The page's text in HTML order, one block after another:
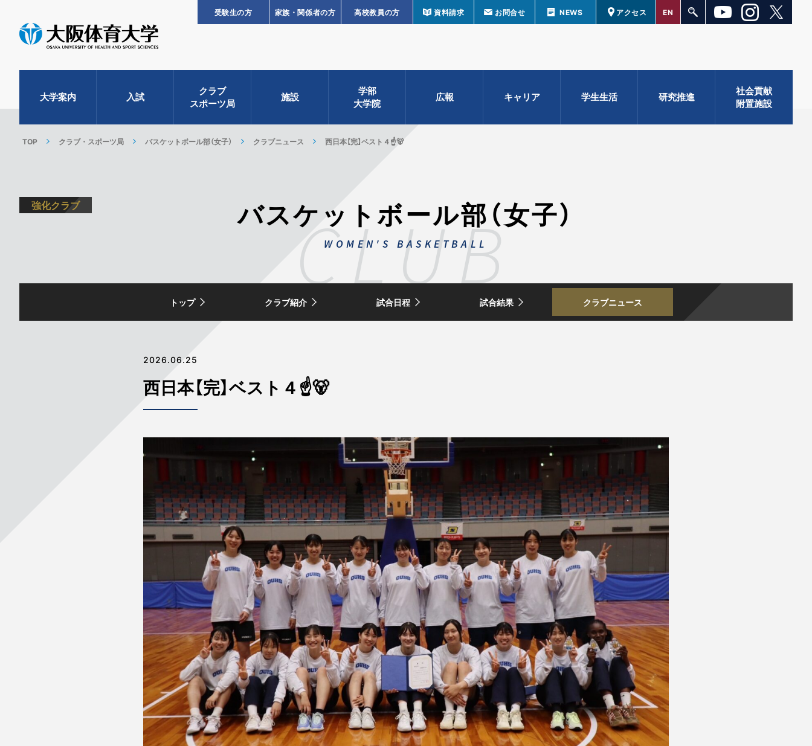
受験生の方 家族・関係者の方 高校教員の方 資料請求 お問合せ NEWS アクセス EN
大学案内 入試
クラブ
スポーツ局
施設
学部
大学院
広報 キャリア 学生生活 研究推進
社会貢献
附置施設
TOP クラブ・スポーツ局 バスケットボール部（女子） クラブニュース 西日本【完】ベスト４☝️🐻
強化クラブ バスケットボール部（女子）
WOMEN'S BASKETBALL
CLUB
トップ クラブ紹介 試合日程 試合結果 クラブニュース
2026.06.25
西日本【完】ベスト４☝️🐻